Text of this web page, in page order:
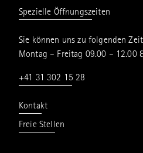
Spezielle Öffnungszeiten
Sie können uns zu folgenden
Montag – Freitag 09.00 – 12.00
+41 31 302 15 28
Kontakt
Freie Stellen